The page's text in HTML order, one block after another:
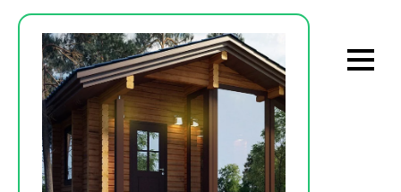
Перейти
содержимому